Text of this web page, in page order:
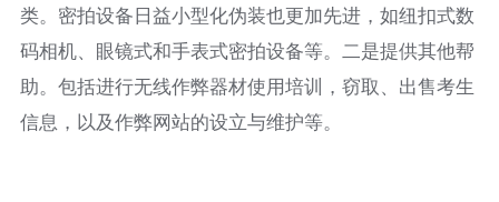
类。密拍设备日益小型化伪装也更加先进，如纽扣式数
码相机、眼镜式和手表式密拍设备等。二是提供其他帮
助。包括进行无线作弊器材使用培训，窃取、出售考生
信息，以及作弊网站的设立与维护等。